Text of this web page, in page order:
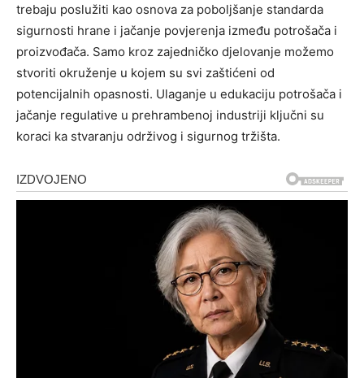
trebaju poslužiti kao osnova za poboljšanje standarda
sigurnosti hrane i jačanje povjerenja između potrošača i
proizvođača. Samo kroz zajedničko djelovanje možemo
stvoriti okruženje u kojem su svi zaštićeni od
potencijalnih opasnosti. Ulaganje u edukaciju potrošača i
jačanje regulative u prehrambenoj industriji ključni su
koraci ka stvaranju održivog i sigurnog tržišta.